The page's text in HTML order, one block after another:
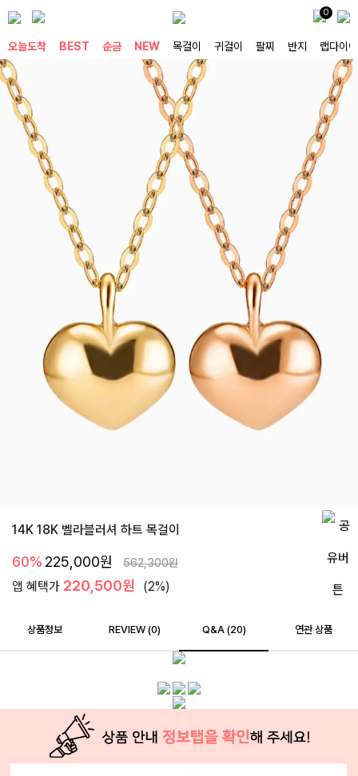
0
오늘도착 BEST 순금 NEW 목걸이 귀걸이 팔찌 반지 랩다이아
14K 18K 벨라블러셔 하트 목걸이
60% 225,000원 562,300원
앱 혜택가 220,500원 (2%)
상품정보 REVIEW (0) Q&A (20) 연관 상품